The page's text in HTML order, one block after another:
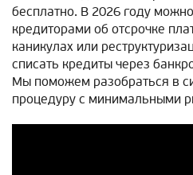
бесплатно. В 2026 году
кредиторами об отсрочке
каникулах или
списать кредиты через
Мы поможем разобраться в
процедуру с минимальными